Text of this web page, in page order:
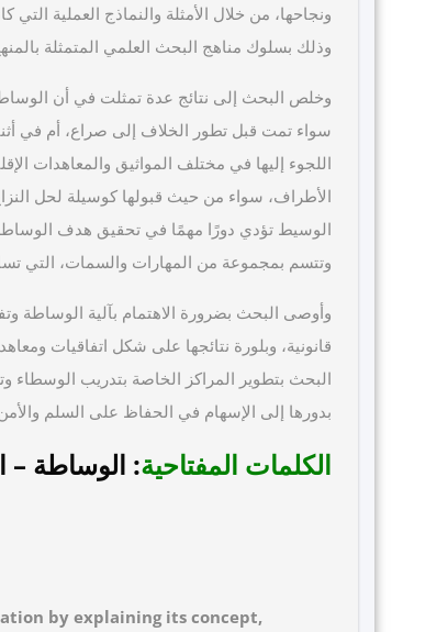
ونجاحها، من خلال الأمثلة والنماذج العملية
وذلك بسلوك مناهج البحث العلمي المتمثلة
وخلص البحث إلى نتائج عدة تمثلت في أن
سواء تمت قبل تطور الخلاف إلى صراع، أم في
اللجوء إليها في مختلف المواثيق والمعاهدات
الأطراف، سواء من حيث قبولها كوسيلة لحل
الوسيط تؤدي دورًا مهمًا في تحقيق هدف الوساطة،
وتتسم بمجموعة من المهارات والسمات، التي
وأوصى البحث بضرورة الاهتمام بآلية الوساطة
قانونية، وبلورة نتائجها على شكل اتفاقيات
البحث بتطوير المراكز الخاصة بتدريب الوسطاء
بدورها إلى الإسهام في الحفاظ على السلم
الكلمات المفتاحية: الوساطة –
by explaining its concept,